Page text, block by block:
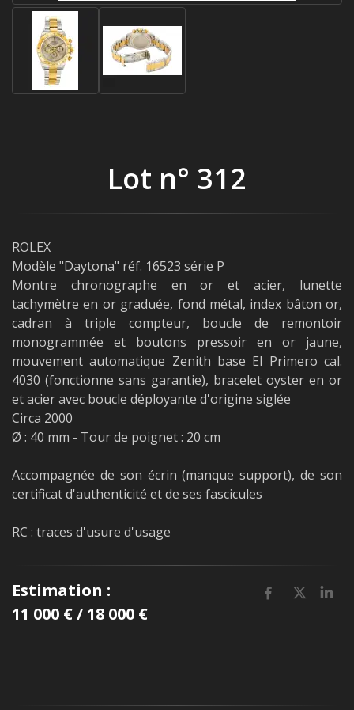
Lot n° 312
ROLEX
Modèle "Daytona" réf. 16523 série P
Montre chronographe en or et acier, lunette
tachymètre en or graduée, fond métal, index bâton or,
cadran à triple compteur, boucle de remontoir
monogrammée et boutons pressoir en or jaune,
mouvement automatique Zenith base El Primero cal.
4030 (fonctionne sans garantie), bracelet oyster en or
et acier avec boucle déployante d'origine siglée
Circa 2000
Ø : 40 mm - Tour de poignet : 20 cm
Accompagnée de son écrin (manque support), de son
certificat d'authenticité et de ses fascicules
RC : traces d'usure d'usage
Estimation :
11 000 € / 18 000 €